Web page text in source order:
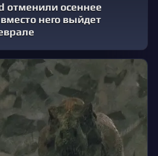
отменили осеннее
него выйдет